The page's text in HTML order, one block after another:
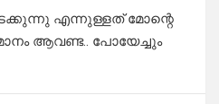
എന്നുള്ളത് മോന്റെ
ആവണ്ട.. പോയേച്ചും